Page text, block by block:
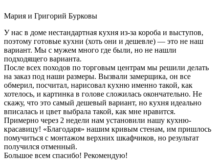
Мария и Григорий Бурковы
У нас в доме нестандартная кухня из-за короба и выступов,
поэтому готовые кухни (хоть они и дешевле) — это не наш
вариант. Мы с мужем много где были, но не нашли
подходящего варианта.
После всех походов по торговым центрам мы решили делать
на заказ под наши размеры. Вызвали замерщика, он все
обмерил, посчитал, нарисовал кухню именно такой, как
хотелось, и картинка в голове сложилась окончательно. Не
скажу, что это самый дешевый вариант, но кухня идеально
вписалась и цвет выбрала такой, как мне нравится.
Примерно через 2 недели нам установили нашу кухню-
красавицу! «Благодаря» нашим кривым стенам, им пришлось
помучиться с монтажом верхних шкафчиков, но результат
получился отменный.
Большое всем спасибо! Рекомендую!